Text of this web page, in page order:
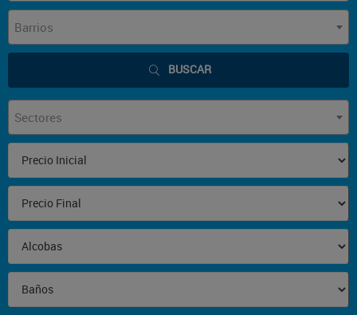
Barrios
BUSCAR
Sectores